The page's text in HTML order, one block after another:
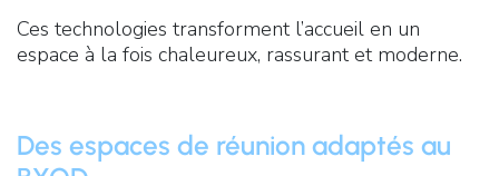
Ces technologies transforment l’accueil en un
espace à la fois chaleureux, rassurant et moderne.
Des espaces de réunion adaptés au